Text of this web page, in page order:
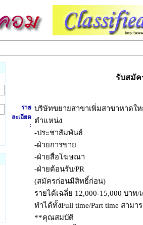
รับสมัค
ราย
ละเอียด
:
บริษัทขยายสาขาเพิ่มสาขาหาดใ
ตำแหน่ง
-ประชาสัมพันธ์
-ฝ่ายการขาย
-ฝ่ายสื่อโฆษณา
-ฝ่ายต้อนรับ/PR
(สมัครก่อนมีสิทธิ์ก่อน)
รายได้เฉลี่ย 12,000-15,000 บาท/
ทำได้ทั้งFull time/Part time สาม
**คุณสมบัติ